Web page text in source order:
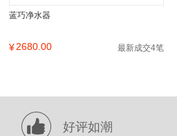
蓝巧净水器
¥2680.00 最新成交4笔
好评如潮